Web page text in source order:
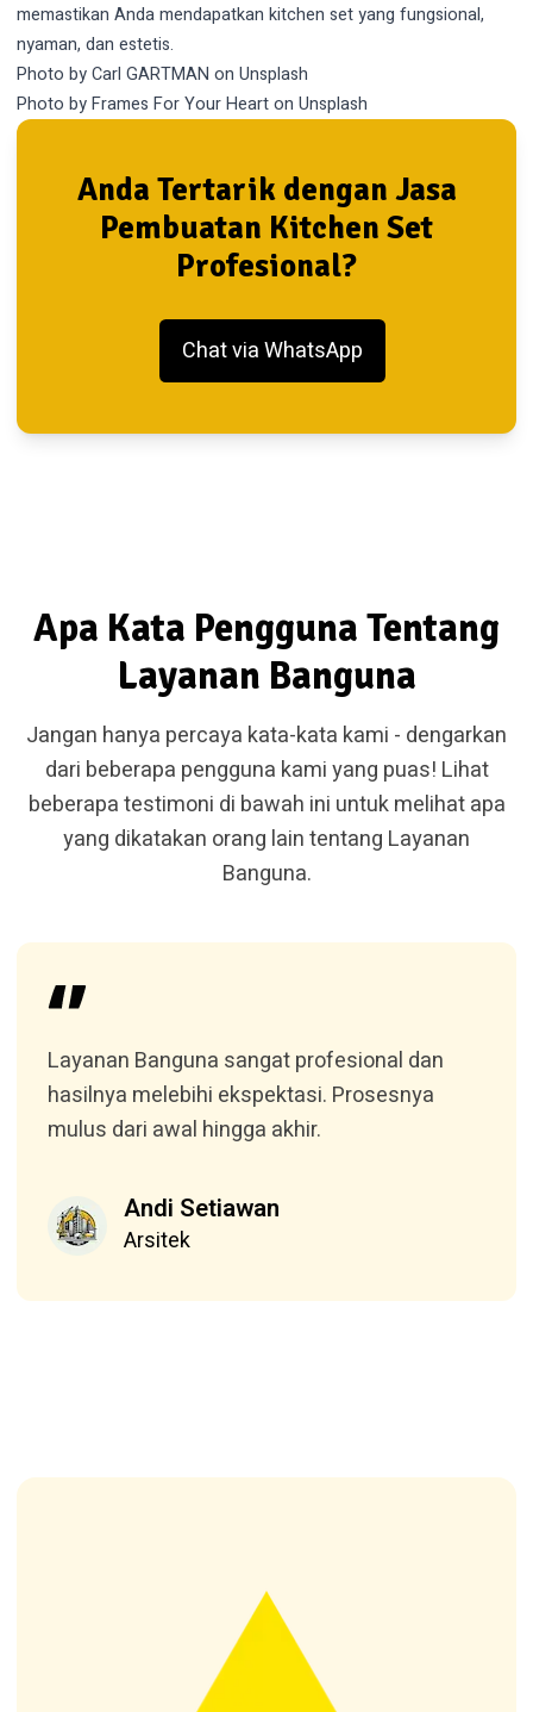
memastikan Anda mendapatkan kitchen set yang fungsional,
nyaman, dan estetis.
Photo byCarl GARTMAN onUnsplash
Photo byFrames For Your HeartonUnsplash
Anda Tertarik dengan Jasa
Pembuatan Kitchen Set
Profesional?
Chat via WhatsApp
Apa Kata Pengguna Tentang
Layanan Banguna
Jangan hanya percaya kata-kata kami - dengarkan
dari beberapa pengguna kami yang puas! Lihat
beberapa testimoni di bawah ini untuk melihat apa
yang dikatakan orang lain tentang Layanan
Banguna.
Layanan Banguna sangat profesional dan
hasilnya melebihi ekspektasi. Prosesnya
mulus dari awal hingga akhir.
Andi Setiawan
Arsitek